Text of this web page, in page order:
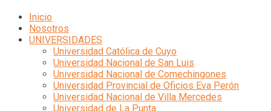
Inicio
Nosotros
UNIVERSIDADES
Universidad Católica de Cuyo
Universidad Nacional de San Luis
Universidad Nacional de Comechingones
Universidad Provincial de Oficios Eva Perón
Universidad Nacional de Villa Mercedes
Universidad de La Punta